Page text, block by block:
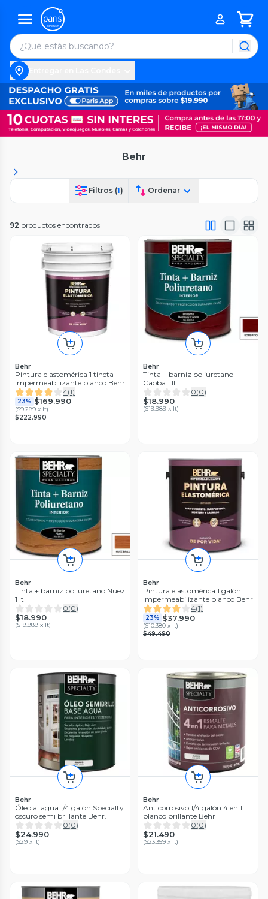
Behr
Filtros (1) Ordenar
92 productos encontrados
Behr
Pintura elastomérica 1 tineta
Impermeabilizante blanco Behr
4(1)
23% $169.990
($9.289 x lt)
$222.990
Behr
Tinta + barniz poliuretano
Caoba 1 lt
0(0)
$18.990
($19.989 x lt)
Behr
Tinta + barniz poliuretano Nuez
1 lt
0(0)
$18.990
($19.989 x lt)
Behr
Pintura elastomérica 1 galón
Impermeabilizante blanco Behr
4(1)
23% $37.990
($10.380 x lt)
$49.490
Behr
Óleo al agua 1/4 galón Specialty
oscuro semi brillante Behr.
0(0)
$24.990
($29 x lt)
Behr
Anticorrosivo 1/4 galón 4 en 1
blanco brillante Behr
0(0)
$21.490
($23.359 x lt)